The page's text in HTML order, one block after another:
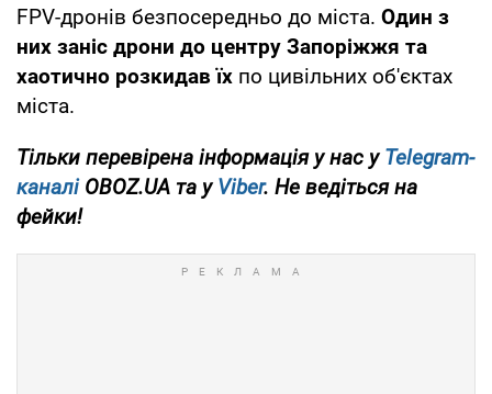
FPV-дронів безпосередньо до міста. Один з
них заніс дрони до центру Запоріжжя та
хаотично розкидав їх по цивільних об'єктах
міста.
Тільки перевірена інформація у нас уTelegram-
каналіOBOZ.UA та уViber. Не ведіться на
фейки!